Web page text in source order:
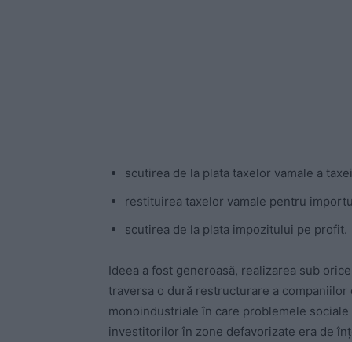
scutirea de la plata taxelor vamale a
restituirea taxelor vamale pentru
scutirea de la plata impozitului pe profit.
Ideea a fost generoasă, realizarea sub
traversa o dură restructurare a
monoindustriale în care problemele
investitorilor în zone defavorizate era de